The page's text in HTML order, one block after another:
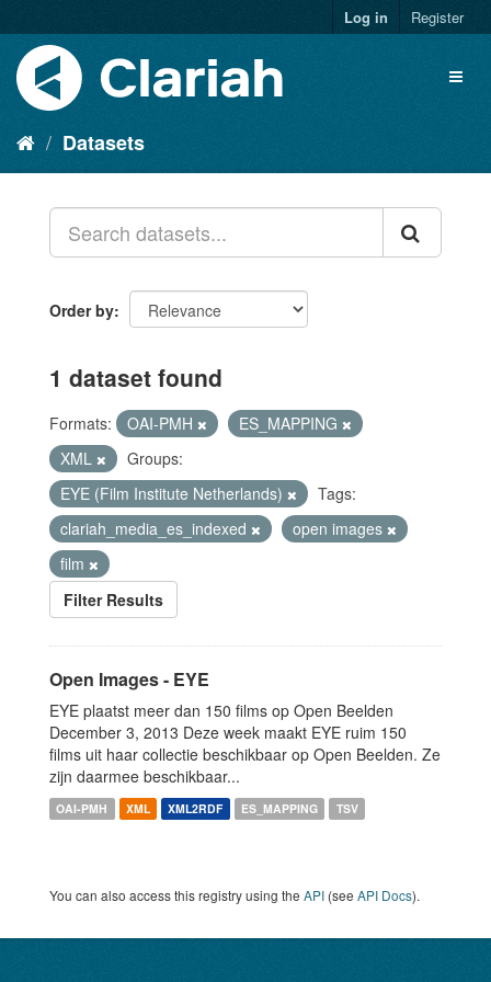
Log in Register
Datasets
Order by
1 dataset found
Formats: OAI-PMH
ES_MAPPING
XML
Groups:
EYE (Film Institute Netherlands)
Tags:
clariah_media_es_indexed
open images
film
Filter Results
Open Images - EYE
EYE plaatst meer dan 150 films op Open Beelden
December 3, 2013 Deze week maakt EYE ruim 150
films uit haar collectie beschikbaar op Open Beelden. Ze
zijn daarmee beschikbaar...
OAI-PMH XML XML2RDF ES_MAPPING TSV
You can also access this registry using the API (see API Docs).